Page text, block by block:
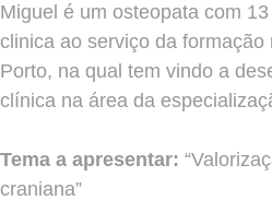
Miguel é um osteopata com
clinica ao serviço da formação
Porto, na qual tem vindo a
clínica na área da
Tema a apresentar:
craniana”